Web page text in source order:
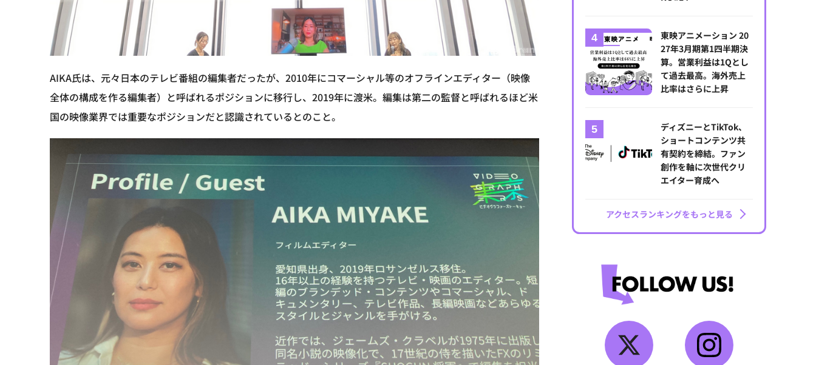
AIKA氏は、元々日本のテレビ番組の編集者だったが、2010年にコマーシャル等のオフラインエディター（映像
全体の構成を作る編集者）と呼ばれるポジションに移行し、2019年に渡米。編集は第二の監督と呼ばれるほど米
国の映像業界では重要なポジションだと認識されているとのこと。
東映アニメーション 20
27年3月期第1四半期決
算。営業利益は1Qとし
て過去最高。海外売上
比率はさらに上昇
ディズニーとTikTok、
ショートコンテンツ共
有契約を締結。ファン
創作を軸に次世代クリ
エイター育成へ
アクセスランキングをもっと見る